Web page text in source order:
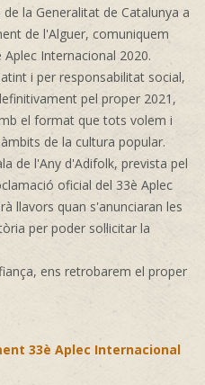
la Generalitat de Catalunya a
de l'Alguer, comuniquem
Internacional 2020.
i per responsabilitat social,
pel proper 2021,
el format que tots volem i
de la cultura popular.
de l'Any d'Adifolk, prevista pel
oficial del 33è Aplec
llavors quan s'anunciaran les
per poder sol·licitar la
ens retrobarem el proper
33è Aplec Internacional